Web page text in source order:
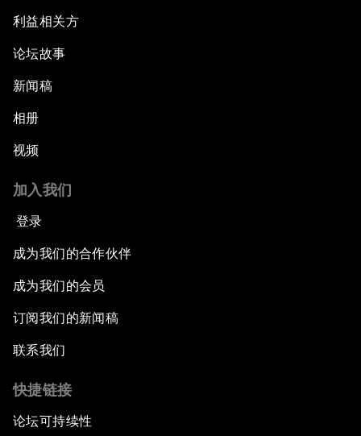
利益相关方
论坛故事
新闻稿
相册
视频
加入我们
登录
成为我们的合作伙伴
成为我们的会员
订阅我们的新闻稿
联系我们
快捷链接
论坛可持续性